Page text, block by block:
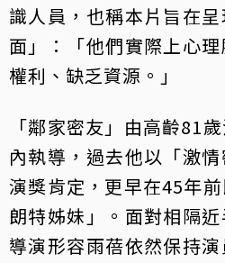
識人員，也稱本片旨在
面」：「他們實際上心
權利、缺乏資源。」
「鄰家密友」由高齡81
內執導，過去他以「激
演獎肯定，更早在45年
朗特姊妹」。面對相隔
導演形容雨蓓依然保持